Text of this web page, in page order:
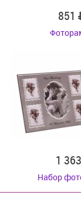
851
1 363
Набор